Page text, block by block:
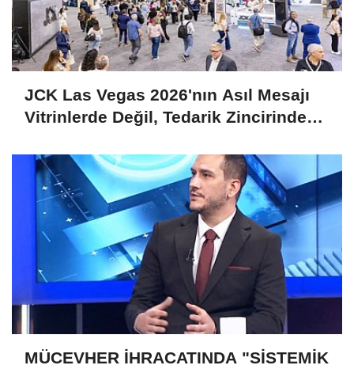
JCK Las Vegas 2026'nın Asıl Mesajı
Vitrinlerde Değil, Tedarik Zincirinde
MÜCEVHER İHRACATINDA "SİSTEMİK